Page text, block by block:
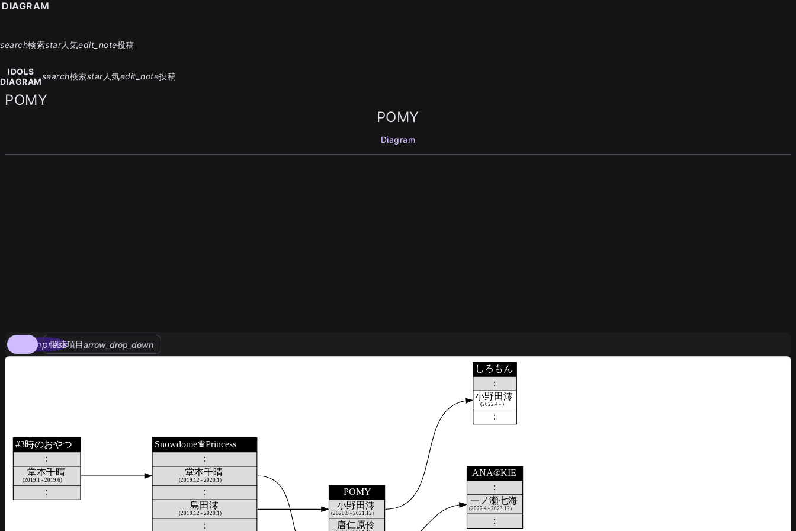
search検索star人気edit_note投稿
IDOLS
DIAGRAM
search検索star人気edit_note投稿
POMY
POMY
Diagram
compress
関連項目arrow_drop_down